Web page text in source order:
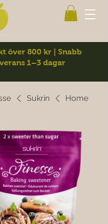
över 800 kr | Snabb
1–3 dagar
Home
Sukrin